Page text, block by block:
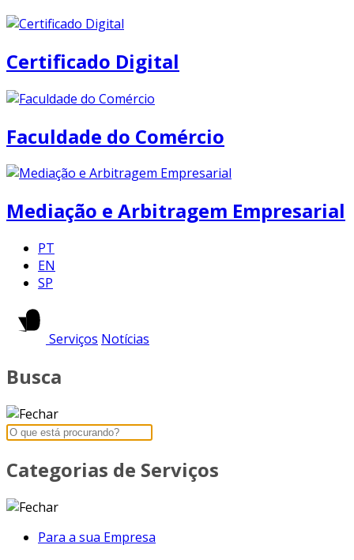
Certificado Digital
Faculdade do Comércio
Mediação e Arbitragem Empresarial
PT
EN
SP
Serviços Notícias
Busca
Categorias de Serviços
Para a sua Empresa